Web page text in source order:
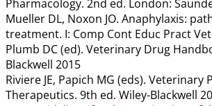
Pharmacology. 2nd ed. London:
Mueller DL, Noxon JO. Anaphylaxis:
treatment. I: Comp Cont Educ Pract
Plumb DC (ed). Veterinary Drug
Blackwell 2015
Riviere JE, Papich MG (eds). Veterinary
Therapeutics. 9th ed. Wiley-Blackwell